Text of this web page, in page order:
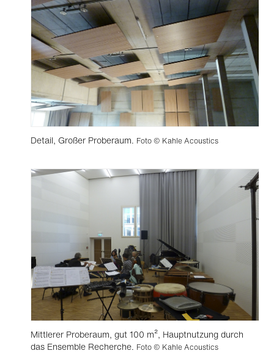
Detail, Großer Proberaum. Foto © Kahle Acoustics
Mittlerer Proberaum, gut 100 m², Hauptnutzung durch
das Ensemble Recherche. Foto © Kahle Acoustics